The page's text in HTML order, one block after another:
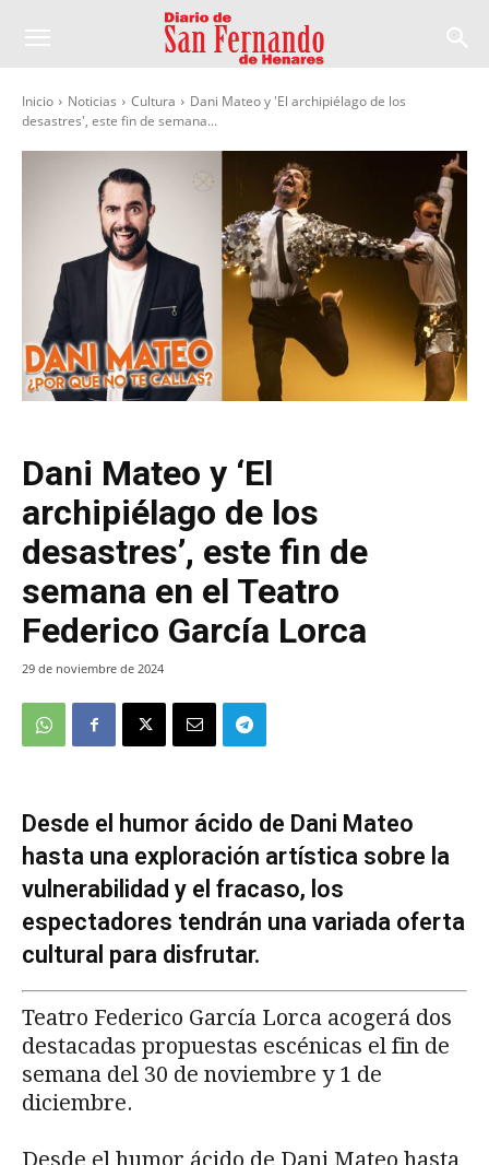
Inicio Noticias Cultura
Dani Mateo y 'El archipiélago de los
desastres', este fin de semana...
Dani Mateo y ‘El
archipiélago de los
desastres’, este fin de
semana en el Teatro
Federico García Lorca
29 de noviembre de 2024
Desde el humor ácido de Dani Mateo
hasta una exploración artística sobre la
vulnerabilidad y el fracaso, los
espectadores tendrán una variada oferta
cultural para disfrutar.
Teatro Federico García Lorca acogerá dos
destacadas propuestas escénicas el fin de
semana del 30 de noviembre y 1 de
diciembre.
Desde el humor ácido de Dani Mateo hasta